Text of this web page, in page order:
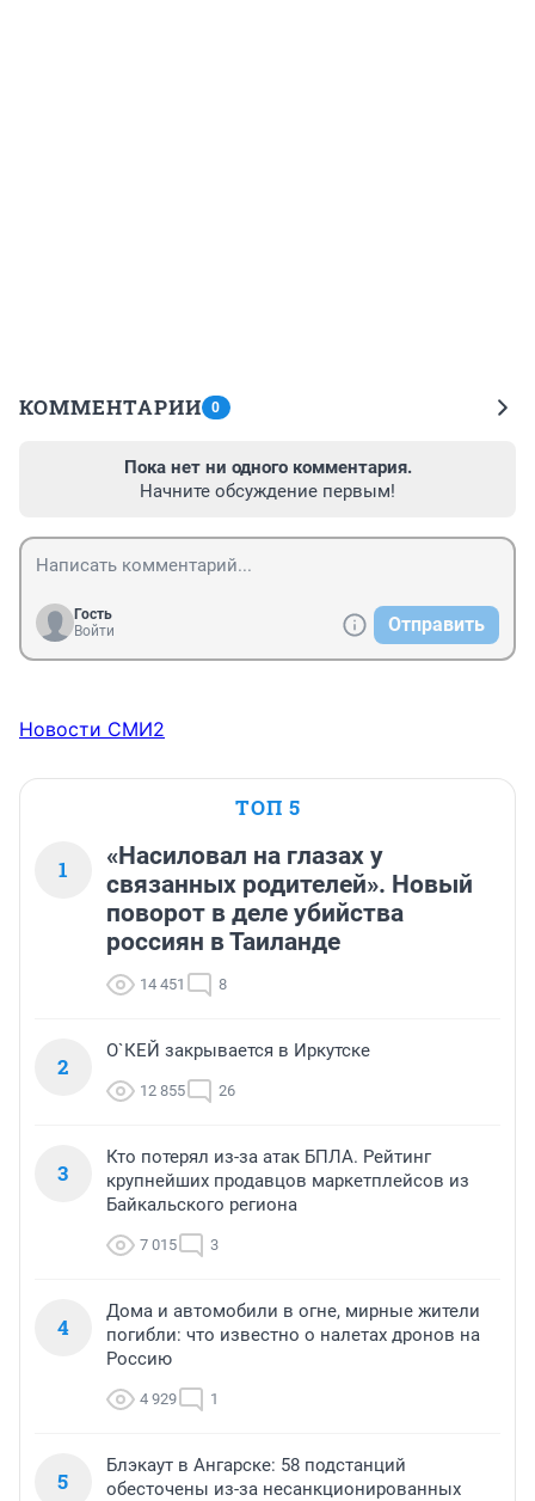
КОММЕНТАРИИ 0
Пока нет ни одного комментария.
Начните обсуждение первым!
Гость
Войти
Отправить
Новости СМИ2
ТОП 5
1
«Насиловал на глазах у
связанных родителей». Новый
поворот в деле убийства
россиян в Таиланде
14 451 8
2
О`КЕЙ закрывается в Иркутске
12 855 26
3
Кто потерял из-за атак БПЛА. Рейтинг
крупнейших продавцов маркетплейсов из
Байкальского региона
7 015 3
4
Дома и автомобили в огне, мирные жители
погибли: что известно о налетах дронов на
Россию
4 929 1
5
Блэкаут в Ангарске: 58 подстанций
обесточены из-за несанкционированных